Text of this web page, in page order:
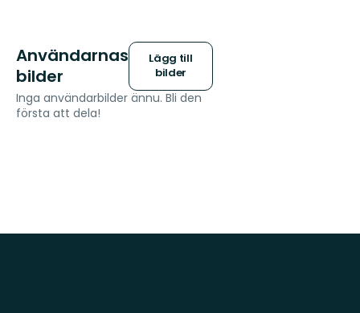
Användarnas
bilder
Lägg till
bilder
Inga användarbilder ännu. Bli den
första att dela!